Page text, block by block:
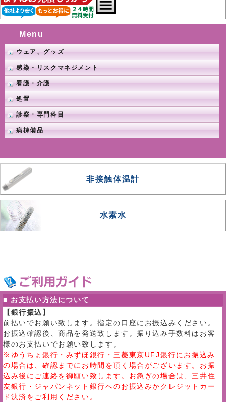
Menu
ウェア、グッズ
感染・リスクマネジメント
看護・介護
処置
診察・専門科目
病棟備品
非接触体温計
水素水
■ お支払い方法について
【銀行振込】
前払いでお願い致します。指定の口座にお振込みください。
お振込確認後、商品を発送致します。振り込み手数料はお客
様のお支払いでお願い致します。
※ゆうちょ銀行・みずほ銀行・三菱東京UFJ銀行にお振込み
の場合は、確認までにお時間を頂く場合がございます。お振
込み後にご連絡を御願い致します。お急ぎの場合は、三井住
友銀行・ジャパンネット銀行へのお振込みかクレジットカー
ド決済をご利用ください。